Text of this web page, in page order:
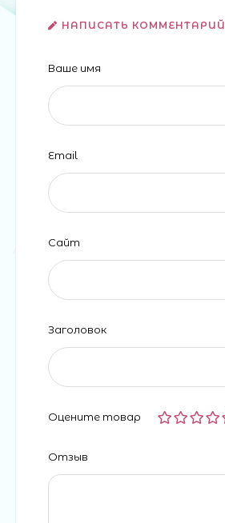
НАПИСАТЬ КОММЕНТАРИЙ
Ваше имя
Email
Сайт
Заголовок
Оцените товар
Отзыв